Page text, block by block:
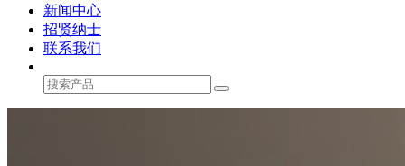
新闻中心
招贤纳士
联系我们